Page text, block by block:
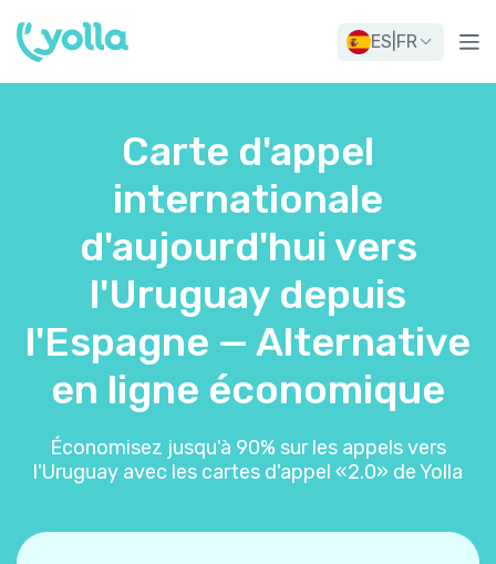
ES FR
Carte d'appel
internationale
d'aujourd'hui vers
l'Uruguay depuis
l'Espagne — Alternative
en ligne économique
Économisez jusqu'à 90% sur les appels vers
l'Uruguay avec les cartes d'appel «2.0» de Yolla